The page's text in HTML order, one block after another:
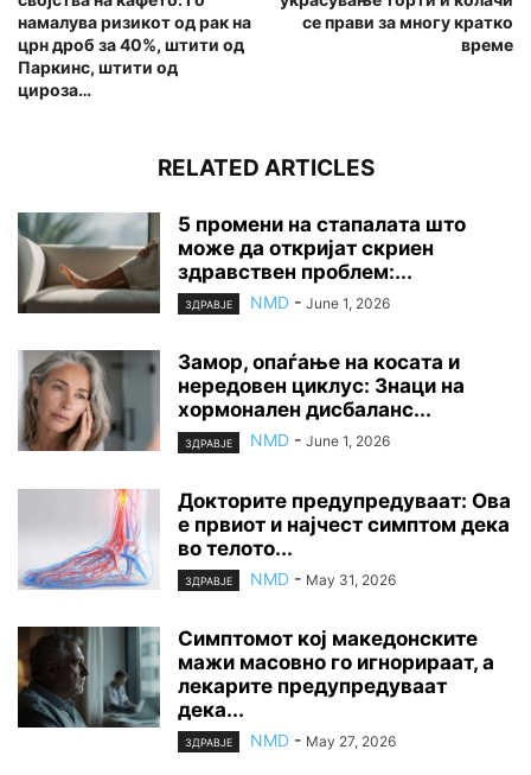
намалува ризикот од рак на
црн дроб за 40%, штити од
Паркинс, штити од
цироза…
се прави за многу кратко
време
RELATED ARTICLES
5 промени на стапалата што
може да откријат скриен
здравствен проблем:...
ЗДРАВЈЕ NMD - June 1, 2026
Замор, опаѓање на косата и
нередовен циклус: Знаци на
хормонален дисбаланс...
ЗДРАВЈЕ NMD - June 1, 2026
Докторите предупредуваат: Ова
е првиот и најчест симптом дека
во телото...
ЗДРАВЈЕ NMD - May 31, 2026
Симптомот кој македонските
мажи масовно го игнорираат, а
лекарите предупредуваат
дека...
ЗДРАВЈЕ NMD - May 27, 2026